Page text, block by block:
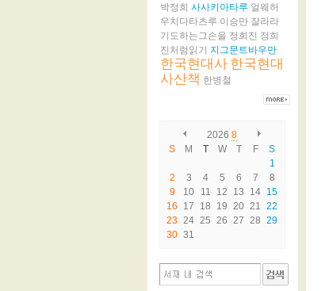
박정희 사사키아타루 얼웨허
우치다타츠루 이승만 잘라라
기도하는그손을 정희진 정희
진처럼읽기
지그문트바우만
한국현대사 한국현대
사산책 한병철
2026 8
S
M T W T F
S
1
2
3 4 5 6 7
8
9
10 11 12 13 14 15
16
17 18 19 20 21 22
23 24 25 26 27 28 29
30 31